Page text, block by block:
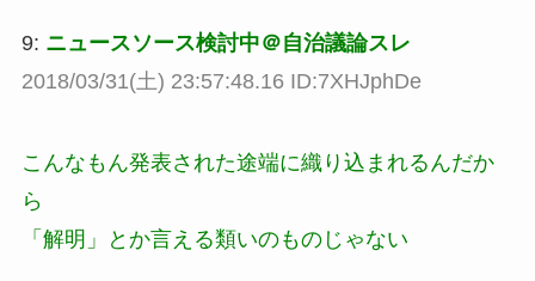
9: ニュースソース検討中＠自治議論スレ
2018/03/31(土) 23:57:48.16 ID:7XHJphDe
こんなもん発表された途端に織り込まれるんだか
ら
「解明」とか言える類いのものじゃない